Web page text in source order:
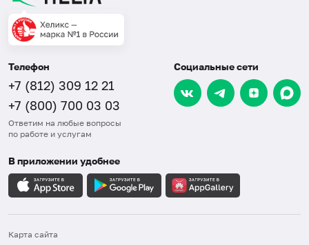
Телефон
+7 (812) 309 12 21
+7 (800) 700 03 03
Ответим на любые вопросы
по работе и услугам
Социальные сети
В приложении удобнее
Карта сайта